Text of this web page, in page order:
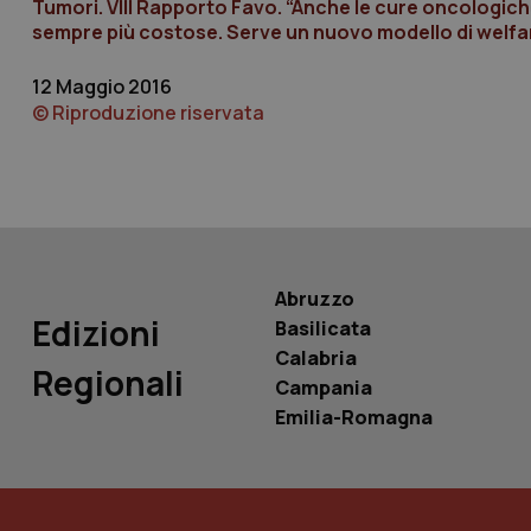
Tumori. VIII Rapporto Favo. “Anche le cure
sempre più costose. Serve un nuovo modello di
12 Maggio 2016
© Riproduzione riservata
Edizioni
Regionali
Abruzzo
Basilicata
Calabria
Campania
Emilia-Romagna